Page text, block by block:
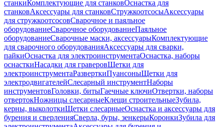
станкиКомплектующие для станковОснастка для
станковАксессуары для станковСтружкоотсосыАксессуары
для стружкоотсосовСварочное и паяльное
оборудованиеСварочное оборудованиеПаяльное
оборудованиеСварочные маски, аксессуарыКомплектующие
для сварочного оборудованияАксессуары для сварки,
пайкиОснастка для электроинструментаОснастка, наборы
оснасткиНасадки для граверовЩетки для
электроинструментаРазверткиПуансоныЩетки для
электродвигателейСлесарный инструментНаборы
инструментовГоловки, битыГаечные ключиОтвертки, наборы
отвертокНожницы слесарныеКлещи строительныеЗубила,
керны, выколоткиЩетки слесарныеОснастка и аксессуары для
бурения и сверленияСверла, буры, зенкерыКоронкиЗубила для